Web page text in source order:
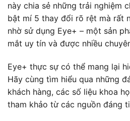
này chia sẻ những trải nghiệm
bật mí 5 thay đổi rõ rệt mà rất
nhờ sử dụng Eye+ – một sản
mắt uy tín và được nhiều
Eye+ thực sự có thể mang lại
Hãy cùng tìm hiểu qua những
khách hàng, các số liệu khoa
tham khảo từ các nguồn đáng